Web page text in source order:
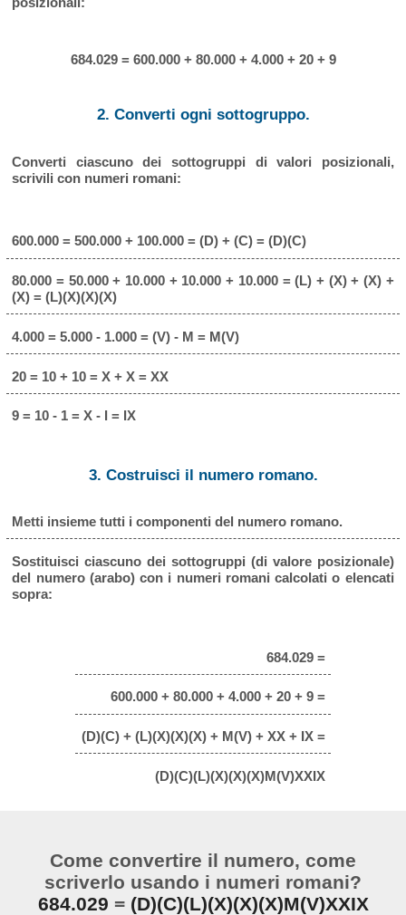
684.029 = 600.000 + 80.000 + 4.000 + 20 + 9
2. Converti ogni sottogruppo.
Converti ciascuno dei sottogruppi di valori posizionali,
scrivili con numeri romani:
600.000 = 500.000 + 100.000 = (D) + (C) = (D)(C)
80.000 = 50.000 + 10.000 + 10.000 + 10.000 = (L) + (X) + (X) +
(X) = (L)(X)(X)(X)
4.000 = 5.000 - 1.000 = (V) - M = M(V)
20 = 10 + 10 = X + X = XX
9 = 10 - 1 = X - I = IX
3. Costruisci il numero romano.
Metti insieme tutti i componenti del numero romano.
Sostituisci ciascuno dei sottogruppi (di valore posizionale)
del numero (arabo) con i numeri romani calcolati o elencati
sopra:
684.029 =
600.000 + 80.000 + 4.000 + 20 + 9 =
(D)(C) + (L)(X)(X)(X) + M(V) + XX + IX =
(D)(C)(L)(X)(X)(X)M(V)XXIX
Come convertire il numero, come
scriverlo usando i numeri romani?
684.029 = (D)(C)(L)(X)(X)(X)M(V)XXIX